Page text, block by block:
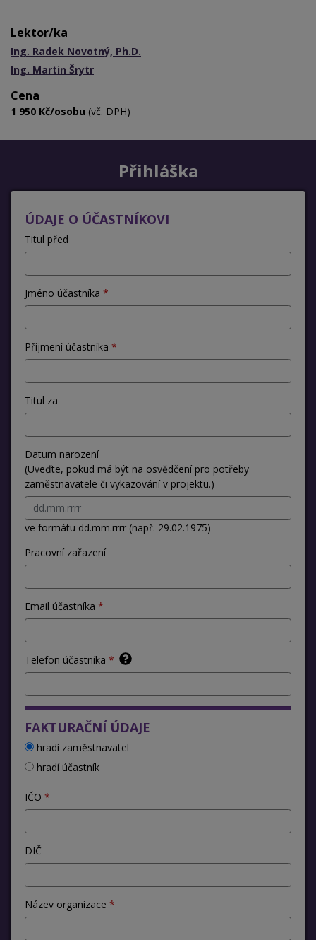
Lektor/ka
Ing. Radek Novotný, Ph.D.
Ing. Martin Šrytr
Cena
1 950 Kč/osobu (vč. DPH)
Přihláška
ÚDAJE O ÚČASTNÍKOVI
Titul před
Jméno účastníka
Příjmení účastníka
Titul za
Datum narození
(Uveďte, pokud má být na osvědčení pro potřeby
zaměstnavatele či vykazování v projektu.)
ve formátu dd.mm.rrrr (např. 29.02.1975)
Pracovní zařazení
Email účastníka
Telefon účastníka
FAKTURAČNÍ ÚDAJE
hradí zaměstnavatel
hradí účastník
IČO
DIČ
Název organizace